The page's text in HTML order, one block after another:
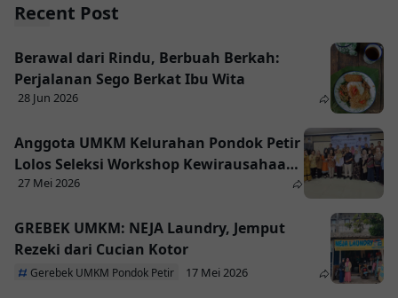
Recent Post
Berawal dari Rindu, Berbuah Berkah:
Perjalanan Sego Berkat Ibu Wita
28 Jun 2026
Anggota UMKM Kelurahan Pondok Petir
Lolos Seleksi Workshop Kewirausahaan
Tahun 2026 yang di adakan Dinas DKUM
27 Mei 2026
GREBEK UMKM: NEJA Laundry, Jemput
Rezeki dari Cucian Kotor
Gerebek UMKM Pondok Petir 17 Mei 2026